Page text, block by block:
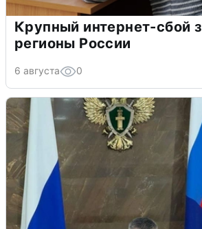
Крупный интернет-сбой
регионы России
6 августа 0